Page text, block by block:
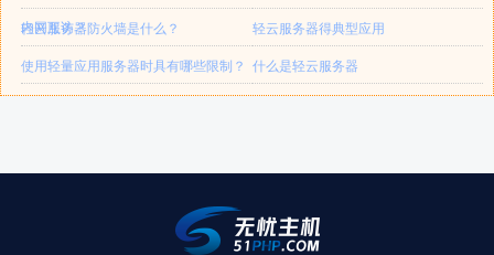
内网互访？
轻云服务器防火墙是什么？
轻云服务器得典型应用
使用轻量应用服务器时具有哪些限制？ 什么是轻云服务器